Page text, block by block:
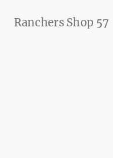
Ranchers Shop 57